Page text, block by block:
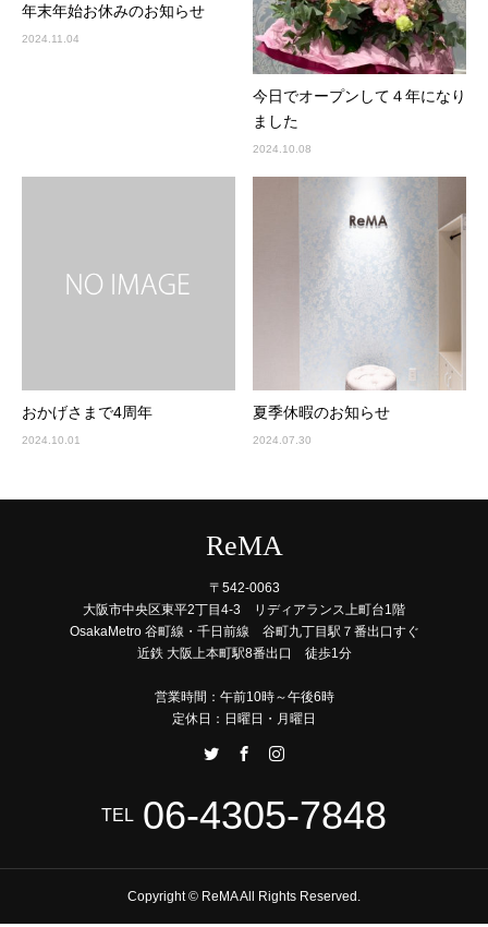
年末年始お休みのお知らせ
2024.11.04
今日でオープンして４年になり
ました
2024.10.08
おかげさまで4周年
2024.10.01
夏季休暇のお知らせ
2024.07.30
ReMA
〒542-0063
大阪市中央区東平2丁目4-3 リディアランス上町台1階
OsakaMetro 谷町線・千日前線 谷町九丁目駅７番出口すぐ
近鉄 大阪上本町駅8番出口 徒歩1分
営業時間：午前10時～午後6時
定休日：日曜日・月曜日
TEL 06-4305-7848
Copyright © ReMA All Rights Reserved.